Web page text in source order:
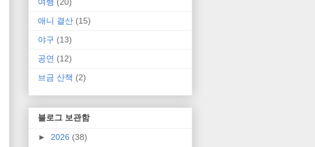
애니 결산 (15)
야구 (13)
공연 (12)
브금 산책 (2)
블로그 보관함
► 2026 (38)